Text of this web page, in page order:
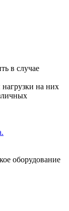
в случае
на них
оборудование